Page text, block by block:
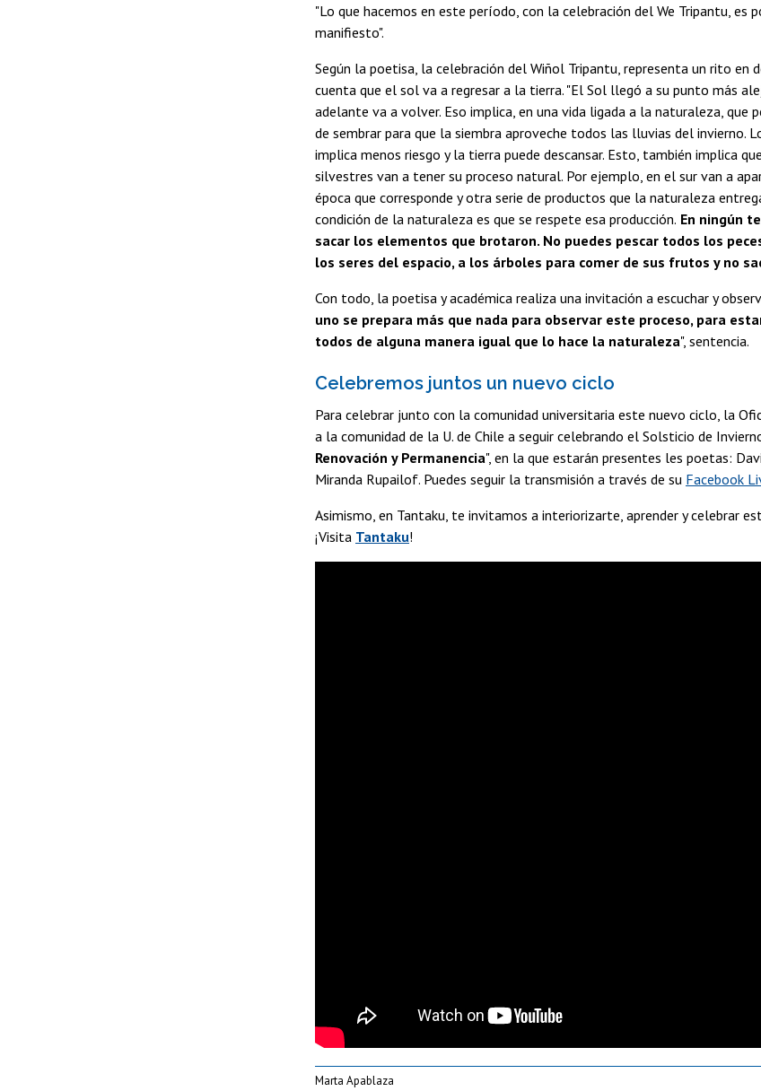
"Lo que hacemos en este período, con la celebración del We Tripantu, es
manifiesto".
Según la poetisa, la celebración del Wiñol Tripantu, representa un rito en
cuenta que el sol va a regresar a la tierra. "El Sol llegó a su punto más
adelante va a volver. Eso implica, en una vida ligada a la naturaleza, que
de sembrar para que la siembra aproveche todos las lluvias del invierno.
implica menos riesgo y la tierra puede descansar. Esto, también implica
silvestres van a tener su proceso natural. Por ejemplo, en el sur van a
época que corresponde y otra serie de productos que la naturaleza
condición de la naturaleza es que se respete esa producción. En ningún
sacar los elementos que brotaron. No puedes pescar todos los
los seres del espacio, a los árboles para comer de sus frutos y no
Con todo, la poetisa y académica realiza una invitación a escuchar y
uno se prepara más que nada para observar este proceso, para
todos de alguna manera igual que lo hace la naturaleza", sentencia.
Celebremos juntos un nuevo ciclo
Para celebrar junto con la comunidad universitaria este nuevo ciclo, la
a la comunidad de la U. de Chile a seguir celebrando el Solsticio de
Renovación y Permanencia", en la que estarán presentes les poetas:
Miranda Rupailof. Puedes seguir la transmisión a través de su Facebook
Asimismo, en Tantaku, te invitamos a interiorizarte, aprender y celebrar
¡Visita Tantaku!
Marta Apablaza